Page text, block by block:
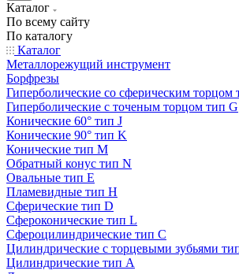
Каталог
По всему сайту
По каталогу
Каталог
Металлорежущий инструмент
Борфрезы
Гиперболические cо сферическим торцом
Гиперболические с точеным торцом тип G
Конические 60° тип J
Конические 90° тип K
Конические тип M
Обратный конус тип N
Овальные тип E
Пламевидные тип H
Сферические тип D
Сфероконические тип L
Сфероцилиндрические тип C
Цилиндрические с торцевыми зубьями
Цилиндрические тип А